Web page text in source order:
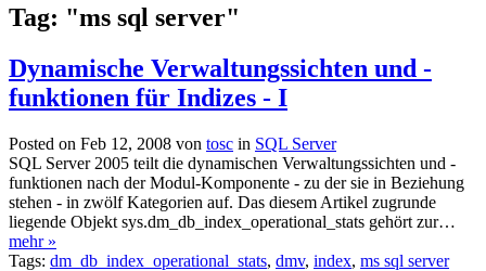
Tag: "ms sql server"
Dynamische Verwaltungssichten und -
funktionen für Indizes - I
Posted on Feb 12, 2008 von tosc in SQL Server
SQL Server 2005 teilt die dynamischen Verwaltungssichten und -
funktionen nach der Modul-Komponente - zu der sie in Beziehung
stehen - in zwölf Kategorien auf. Das diesem Artikel zugrunde
liegende Objekt sys.dm_db_index_operational_stats gehört zur…
mehr »
Tags: dm_db_index_operational_stats, dmv, index, ms sql server